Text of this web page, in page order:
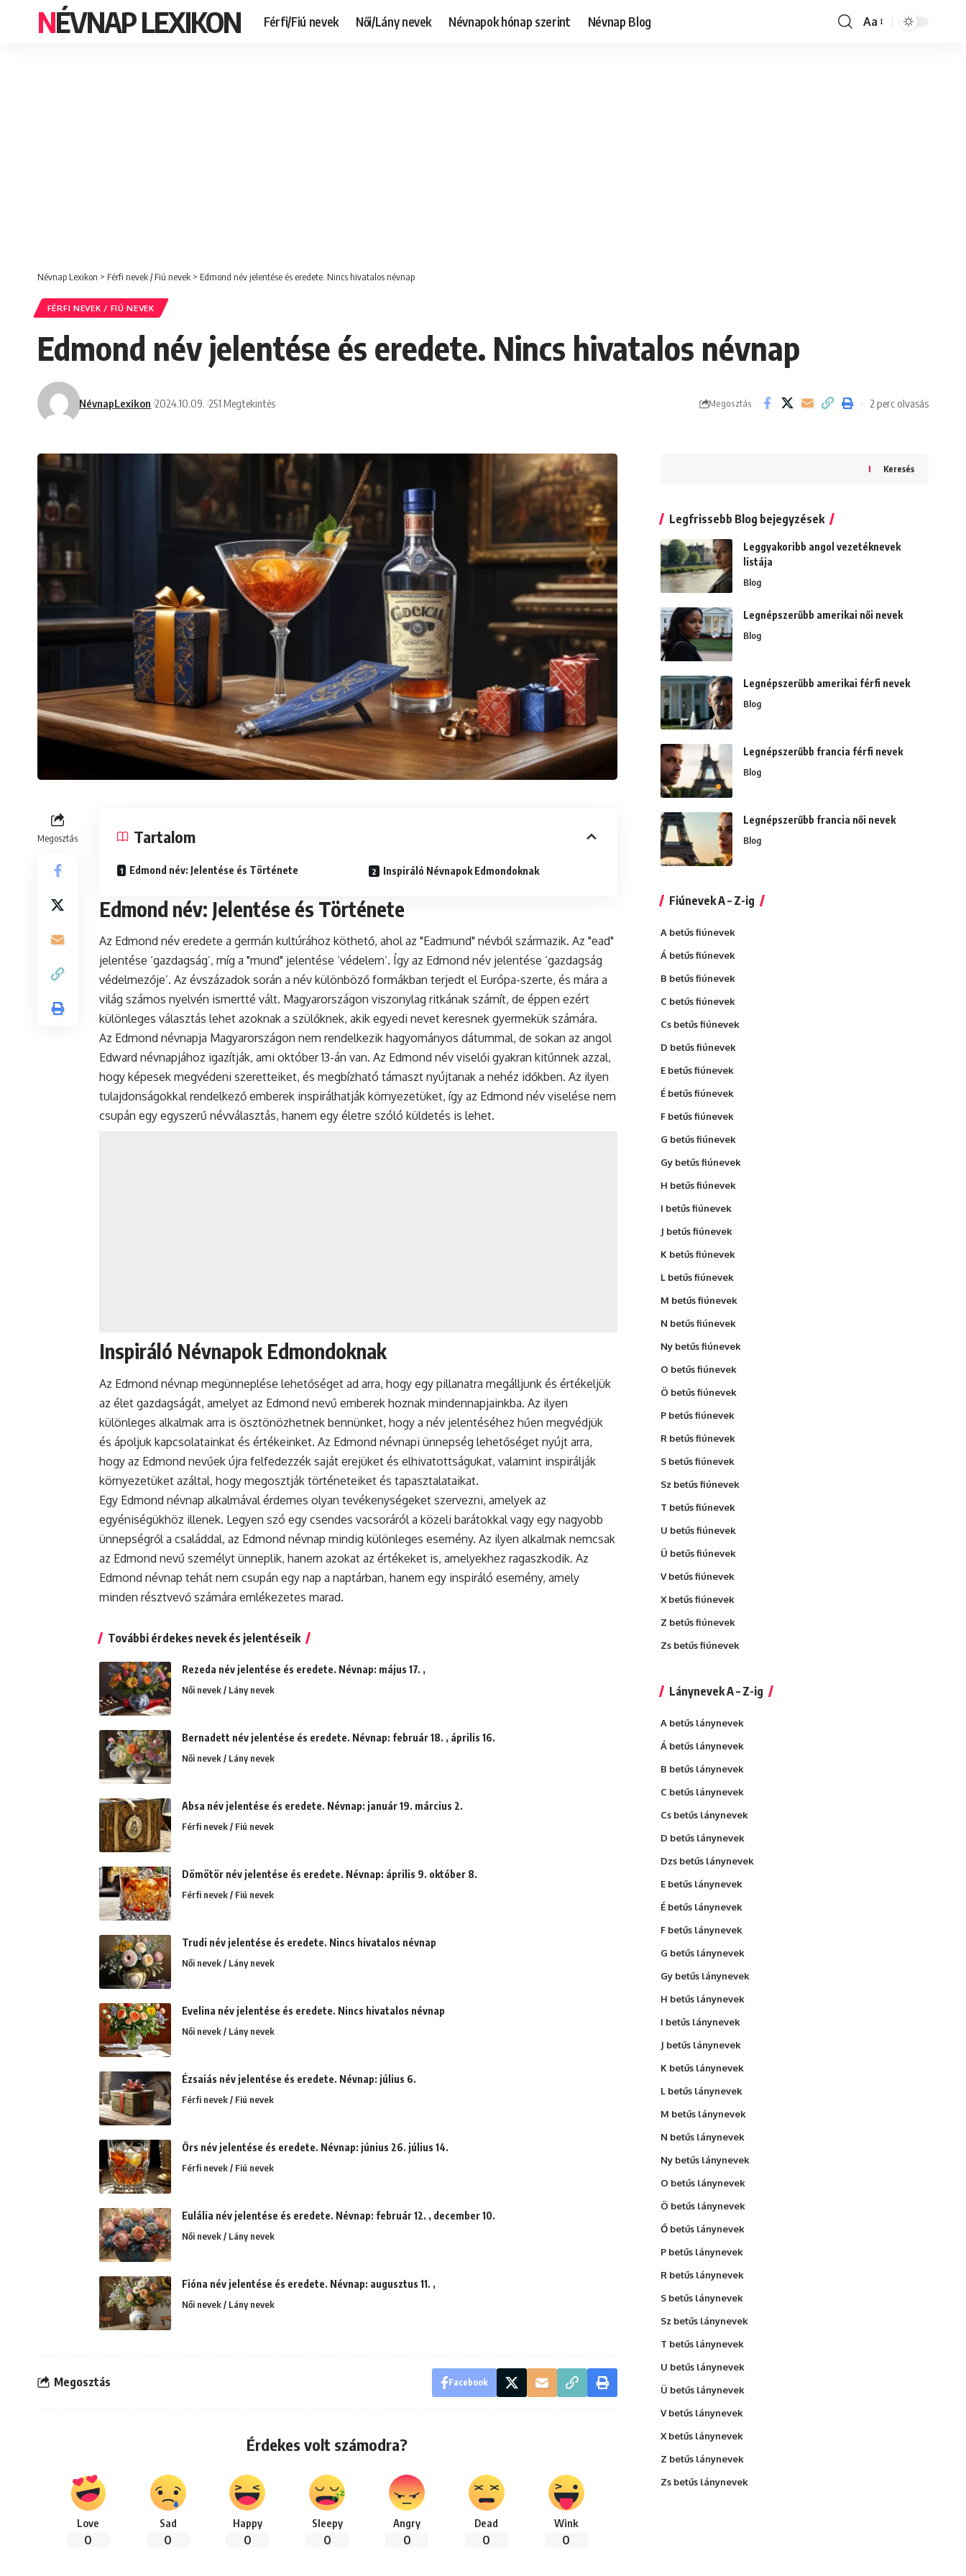
NÉVNAP LEXIKON Férfi/Fiú nevek Női/Lány nevek Névnapok hónap szerint Névnap Blog
Font
Aa
Névnap Lexikon > Férfi nevek / Fiú nevek > Edmond név jelentése és eredete. Nincs hivatalos névnap
FÉRFI NEVEK / FIÚ NEVEK
Edmond név jelentése és eredete. Nincs hivatalos névnap
NévnapLexikon 2024.10.09. 251 Megtekintés Megosztás 2 perc olvasás
Megosztás Tartalom
Edmond név: Jelentése és Története Inspiráló Névnapok Edmondoknak
Edmond név: Jelentése és Története
Az Edmond név eredete a germán kultúrához köthető, ahol az "Eadmund" névből származik. Az "ead"
jelentése ‘gazdagság’, míg a "mund" jelentése ‘védelem’. Így az Edmond név jelentése ‘gazdagság
védelmezője’. Az évszázadok során a név különböző formákban terjedt el Európa-szerte, és mára a
világ számos nyelvén ismertté vált. Magyarországon viszonylag ritkának számít, de éppen ezért
különleges választás lehet azoknak a szülőknek, akik egyedi nevet keresnek gyermekük számára.
Az Edmond névnapja Magyarországon nem rendelkezik hagyományos dátummal, de sokan az angol
Edward névnapjához igazítják, ami október 13-án van. Az Edmond név viselői gyakran kitűnnek azzal,
hogy képesek megvédeni szeretteiket, és megbízható támaszt nyújtanak a nehéz időkben. Az ilyen
tulajdonságokkal rendelkező emberek inspirálhatják környezetüket, így az Edmond név viselése nem
csupán egy egyszerű névválasztás, hanem egy életre szóló küldetés is lehet.
Inspiráló Névnapok Edmondoknak
Az Edmond névnap megünneplése lehetőséget ad arra, hogy egy pillanatra megálljunk és értékeljük
az élet gazdagságát, amelyet az Edmond nevű emberek hoznak mindennapjainkba. Az ilyen
különleges alkalmak arra is ösztönözhetnek bennünket, hogy a név jelentéséhez hűen megvédjük
és ápoljuk kapcsolatainkat és értékeinket. Az Edmond névnapi ünnepség lehetőséget nyújt arra,
hogy az Edmond nevűek újra felfedezzék saját erejüket és elhivatottságukat, valamint inspirálják
környezetüket azáltal, hogy megosztják történeteiket és tapasztalataikat.
Egy Edmond névnap alkalmával érdemes olyan tevékenységeket szervezni, amelyek az
egyéniségükhöz illenek. Legyen szó egy csendes vacsoráról a közeli barátokkal vagy egy nagyobb
ünnepségről a családdal, az Edmond névnap mindig különleges esemény. Az ilyen alkalmak nemcsak
az Edmond nevű személyt ünneplik, hanem azokat az értékeket is, amelyekhez ragaszkodik. Az
Edmond névnap tehát nem csupán egy nap a naptárban, hanem egy inspiráló esemény, amely
minden résztvevő számára emlékezetes marad.
További érdekes nevek és jelentéseik
Rezeda név jelentése és eredete. Névnap: május 17. ,
Női nevek / Lány nevek
Bernadett név jelentése és eredete. Névnap: február 18. , április 16.
Női nevek / Lány nevek
Absa név jelentése és eredete. Névnap: január 19. március 2.
Férfi nevek / Fiú nevek
Dömötör név jelentése és eredete. Névnap: április 9. október 8.
Férfi nevek / Fiú nevek
Trudi név jelentése és eredete. Nincs hivatalos névnap
Női nevek / Lány nevek
Evelina név jelentése és eredete. Nincs hivatalos névnap
Női nevek / Lány nevek
Ézsaiás név jelentése és eredete. Névnap: július 6.
Férfi nevek / Fiú nevek
Örs név jelentése és eredete. Névnap: június 26. július 14.
Férfi nevek / Fiú nevek
Eulália név jelentése és eredete. Névnap: február 12. , december 10.
Női nevek / Lány nevek
Fióna név jelentése és eredete. Névnap: augusztus 11. ,
Női nevek / Lány nevek
Megosztás Facebook
Érdekes volt számodra?
Love
0
Sad
0
Happy
0
Sleepy
0
Angry
0
Dead
0
Wink
0
Keresés
Legfrissebb Blog bejegyzések
Leggyakoribb angol vezetéknevek
listája
Blog
Legnépszerűbb amerikai női nevek
Blog
Legnépszerűbb amerikai férfi nevek
Blog
Legnépszerűbb francia férfi nevek
Blog
Legnépszerűbb francia női nevek
Blog
Fiúnevek A – Z-ig
A betűs fiúnevek
Á betűs fiúnevek
B betűs fiúnevek
C betűs fiúnevek
Cs betűs fiúnevek
D betűs fiúnevek
E betűs fiúnevek
É betűs fiúnevek
F betűs fiúnevek
G betűs fiúnevek
Gy betűs fiúnevek
H betűs fiúnevek
I betűs fiúnevek
J betűs fiúnevek
K betűs fiúnevek
L betűs fiúnevek
M betűs fiúnevek
N betűs fiúnevek
Ny betűs fiúnevek
O betűs fiúnevek
Ö betűs fiúnevek
P betűs fiúnevek
R betűs fiúnevek
S betűs fiúnevek
Sz betűs fiúnevek
T betűs fiúnevek
U betűs fiúnevek
Ü betűs fiúnevek
V betűs fiúnevek
X betűs fiúnevek
Z betűs fiúnevek
Zs betűs fiúnevek
Lánynevek A – Z-ig
A betűs lánynevek
Á betűs lánynevek
B betűs lánynevek
C betűs lánynevek
Cs betűs lánynevek
D betűs lánynevek
Dzs betűs lánynevek
E betűs lánynevek
É betűs lánynevek
F betűs lánynevek
G betűs lánynevek
Gy betűs lánynevek
H betűs lánynevek
I betűs lánynevek
J betűs lánynevek
K betűs lánynevek
L betűs lánynevek
M betűs lánynevek
N betűs lánynevek
Ny betűs lánynevek
O betűs lánynevek
Ö betűs lánynevek
Ő betűs lánynevek
P betűs lánynevek
R betűs lánynevek
S betűs lánynevek
Sz betűs lánynevek
T betűs lánynevek
U betűs lánynevek
Ü betűs lánynevek
V betűs lánynevek
X betűs lánynevek
Z betűs lánynevek
Zs betűs lánynevek